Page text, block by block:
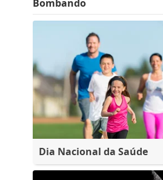
Bombando
Dia Nacional da Saúde